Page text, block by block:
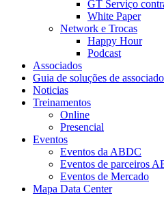
GT Serviço
White Paper
Network e Trocas
Happy Hour
Podcast
Associados
Guia de soluções de
Noticias
Treinamentos
Online
Presencial
Eventos
Eventos da ABDC
Eventos de parceiros
Eventos de Mercado
Mapa Data Center